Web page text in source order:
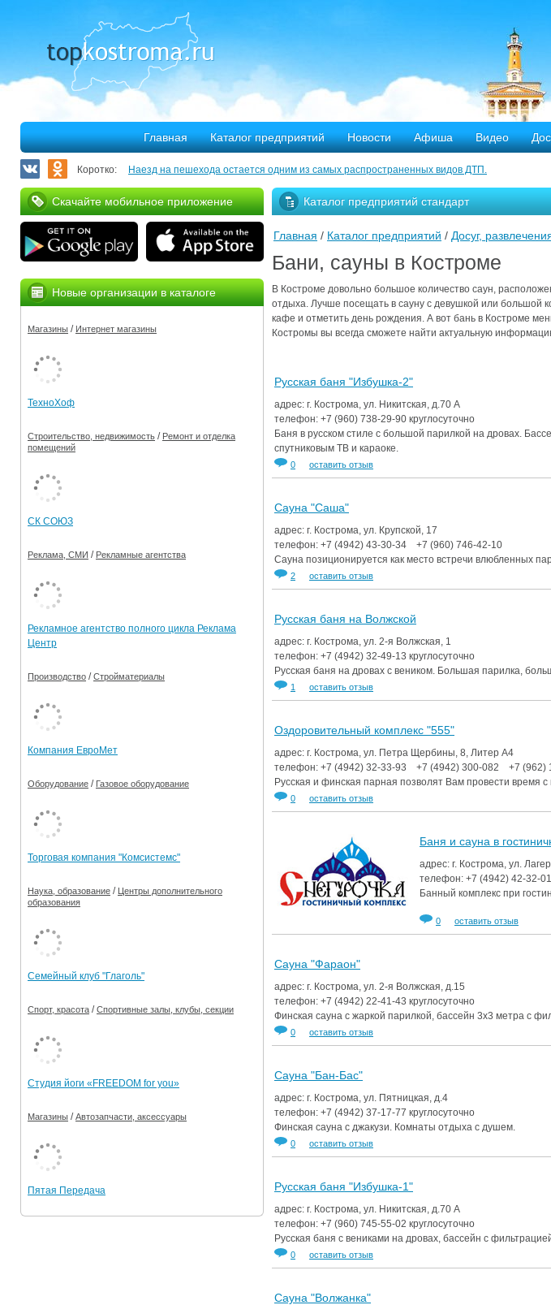
Главная Каталог предприятий Новости Афиша Видео
Коротко: Наезд на пешехода остается одним из самых распространенных видов ДТП.
Запланирован ремонт более 40 километров областных дорог
В Костроме откроется выставка, посвященная 30-летию аварии на Чернобыльской АЭС
375 костромских семей улучшили свое благосостояние
Благотворительная программа «Мир без слез» приехала в Кострому.
Серьезное ДТП на Михалевском бульваре
За нарушение правил противопожарной безопасности оштрафовано 20 человек
Ограничения движения транспорта на майские праздники 2014
Электронные транспортные карты
Каталог предприятий стандарт
Главная / Каталог предприятий / Досуг,
Бани, сауны в Костроме
В Костроме довольно большое количество саун,
отдыха. Лучше посещать в сауну с девушкой или большой
кафе и отметить день рождения. А вот бань в Костроме
Костромы вы всегда сможете найти актуальную
Русская баня "Избушка-2"
адрес: г. Кострома, ул. Никитская, д.70 А
телефон: +7 (960) 738-29-90 круглосуточно
Баня в русском стиле с большой парилкой на дровах.
спутниковым ТВ и караоке.
0 оставить отзыв
Сауна "Саша"
адрес: г. Кострома, ул. Крупской, 17
телефон: +7 (4942) 43-30-34 +7 (960) 746-42-10
Сауна позиционируется как место встречи влюбленных
2 оставить отзыв
Русская баня на Волжской
адрес: г. Кострома, ул. 2-я Волжская, 1
телефон: +7 (4942) 32-49-13 круглосуточно
Русская баня на дровах с веником. Большая парилка,
1 оставить отзыв
Оздоровительный комплекс "555"
адрес: г. Кострома, ул. Петра Щербины, 8, Литер А4
телефон: +7 (4942) 32-33-93 +7 (4942) 300-082 +7 (962)
Русская и финская парная позволят Вам провести время
0 оставить отзыв
Баня и сауна в
адрес: г. Кострома, ул.
телефон: +7 (4942) 42-32-01
Банный комплекс при
0 оставить отзыв
Сауна "Фараон"
адрес: г. Кострома, ул. 2-я Волжская, д.15
телефон: +7 (4942) 22-41-43 круглосуточно
Финская сауна с жаркой парилкой, бассейн 3х3 метра с
0 оставить отзыв
Сауна "Бан-Бас"
адрес: г. Кострома, ул. Пятницкая, д.4
телефон: +7 (4942) 37-17-77 круглосуточно
Финская сауна с джакузи. Комнаты отдыха с душем.
0 оставить отзыв
Русская баня "Избушка-1"
адрес: г. Кострома, ул. Никитская, д.70 А
телефон: +7 (960) 745-55-02 круглосуточно
Русская баня с вениками на дровах, бассейн с
0 оставить отзыв
Сауна "Волжанка"
Скачайте мобильное приложение
Новые организации в каталоге
Магазины / Интернет магазины
ТехноХоф
Строительство, недвижимость / Ремонт и отделка
помещений
СК СОЮЗ
Реклама, СМИ / Рекламные агентства
Рекламное агентство полного цикла Реклама
Центр
Производство /Стройматериалы
Компания ЕвроМет
Оборудование / Газовое оборудование
Торговая компания "Комсистемс"
Наука, образование / Центры дополнительного
образования
Семейный клуб "Глаголь"
Спорт, красота /Спортивные залы, клубы, секции
Студия йоги «FREEDOM for you»
Магазины /Автозапчасти, аксессуары
Пятая Передача